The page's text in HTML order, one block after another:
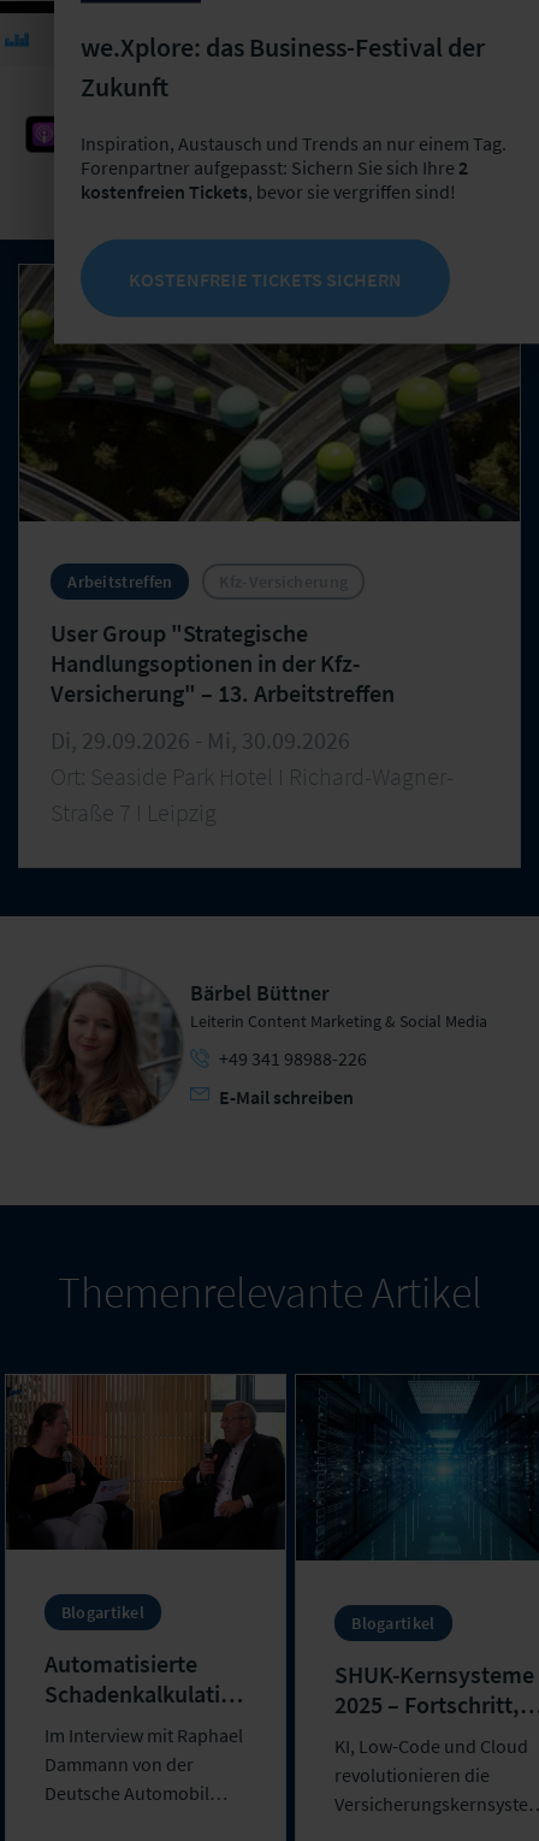
Apple Podcast Spotify Deezer
Arbeitstreffen
User Group "Strategische
Handlungsoptionen in der Kfz-
Versicherung" – 13. Arbeitstreffen
Di, 29.09.2026 - Mi, 30.09.2026
Ort: Seaside Park Hotel I Richard-Wagner-
Straße 7 I Leipzig
Bärbel Büttner
Leiterin Content Marketing & Social Media
+49 341 98988-226
E-Mail schreiben
Themenrelevante Artikel
Blogartikel
Automatisierte
Schadenkalkulation
via Bilderkennung
Im Interview mit Raphael
Dammann von der
Deutsche Automobil
Blogartikel
SHUK-Kernsysteme
2025 – Fortschritt,
Innovation und
regulatorische
Sicherheit für
Versicherer (Ein
KI, Low-Code und Cloud
revolutionieren die
we.Xplore: das Business-Festival der
Zukunft
Inspiration, Austausch und Trends an nur einem Tag.
Forenpartner aufgepasst: Sichern Sie sich Ihre 2
kostenfreien Tickets, bevor sie vergriffen sind!
KOSTENFREIE TICKETS SICHERN